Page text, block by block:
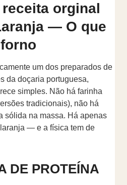
orginal
— O que
um dos preparados de
da doçaria portuguesa,
simples. Não há farinha
tradicionais), não há
sólida na massa. Há apenas
— e a física tem de
DE PROTEÍNA